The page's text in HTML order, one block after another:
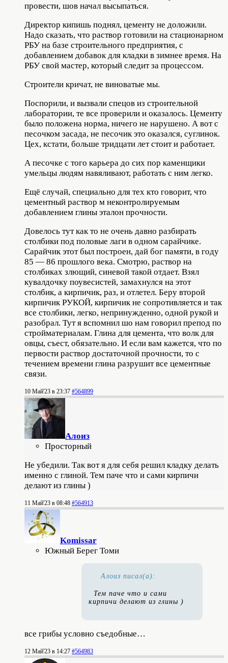
провести, шов начал высыпаться.
Директор кипишь поднял, цементу не доложили.
Надо сказать, что раствор готовили на стационарном
РБУ на базе строительного предприятия, с
добавлением добавок для кладки в зимнее время. На
РБУ свой мастер, который следит за процессом.
Строители кричат, не виноватые мы.
Поспорили, и вызвали спецов из строительной
лаборатории, те все проверили и оказалось. Цементу
было положена норма, ничего не нарушено. А вот с
песочком засада, не песочик это оказался, суглинок.
Цех, кстати, больше тридцати лет стоит и работает.
А песочке с того карьера до сих пор каменщики
умельцы людям навяливают, работать с ним легко.
Ещё случай, специально для тех кто говорит, что
цементный раствор м неконтролируемым
добавлением глины эталон прочности.
Довелось тут как то не очень давно разбирать
столбики под половые лаги в одном сарайчике.
Сарайчик этот был построен, дай бог памяти, в году
85 — 86 прошлого века. Смотрю, раствор на
столбиках злющий, синевой такой отдает. Взял
кувалдочку поувесистей, замахнулся на этот
столбик, а кирпичик, раз, и отлетел. Беру второй
кирпичик РУКОЙ, кирпичик не сопротивляется и так
все столбики, легко, непринужденно, одной рукой и
разобрал. Тут я вспомнил шо нам говорил препод по
стройматериалам. Глина для цемента, что волк для
овцы, съест, обязательно. И если вам кажется, что по
первости раствор достаточной прочности, то с
течением времени глина разрушит все цементные
связи.
10 Май'23 в 23:37 #564899
Алоиз
Просторный
Не убедили. Так вот я для себя решил кладку делать
именно с глиной. Тем паче что и сами кирпичи
делают из глины )
11 Май'23 в 08:48 #564913
Komissar
Южный Берег Томи
Алоиз писал(а):
Тем паче что и сами
кирпичи делают из глины )
все грибы условно съедобные…
12 Май'23 в 14:27 #564983